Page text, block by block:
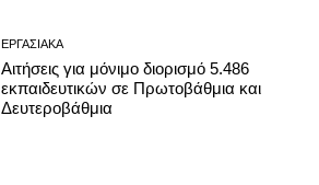
ΕΡΓΑΣΙΑΚΆ
Αιτήσεις για μόνιμο διορισμό 5.486
εκπαιδευτικών σε Πρωτοβάθμια και
Δευτεροβάθμια